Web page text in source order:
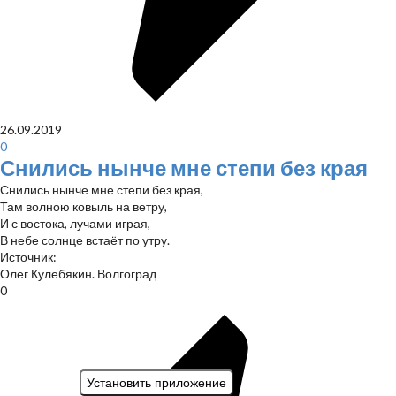
26.09.2019
0
Снились нынче мне степи без края
Снились нынче мне степи без края,
Там волною ковыль на ветру,
И с востока, лучами играя,
В небе солнце встаёт по утру.
Источник:
Олег Кулебякин. Волгоград
0
Установить приложение